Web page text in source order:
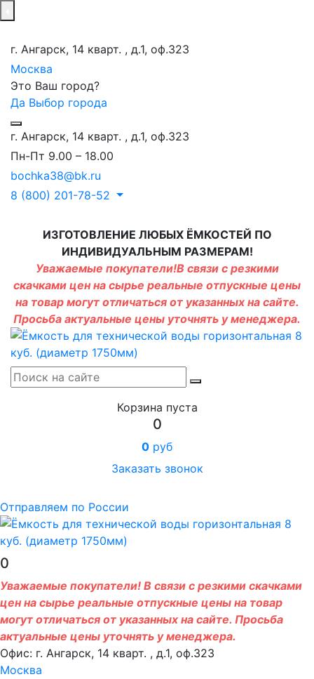
г. Ангарск, 14 кварт. , д.1, оф.323
Москва
Это Ваш город?
Да Выбор города
г. Ангарск, 14 кварт. , д.1, оф.323
Пн-Пт 9.00 – 18.00
bochka38@bk.ru
8 (800) 201-78-52
ИЗГОТОВЛЕНИЕ ЛЮБЫХ ЁМКОСТЕЙ ПО
ИНДИВИДУАЛЬНЫМ РАЗМЕРАМ!
Уважаемые покупатели!В связи с резкими
скачками цен на сырье реальные отпускные цены
на товар могут отличаться от указанных на сайте.
Просьба актуальные цены уточнять у менеджера.
Корзина пуста
0
0 руб
Заказать звонок
Отправляем по России
0
Уважаемые покупатели! В связи с резкими скачками
цен на сырье реальные отпускные цены на товар
могут отличаться от указанных на сайте. Просьба
актуальные цены уточнять у менеджера.
Офис: г. Ангарск, 14 кварт. , д.1, оф.323
Москва